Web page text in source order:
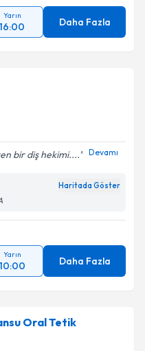
Yarın
16:00 Daha Fazla
bir diş hekimi.... Devamı
Haritada Göster
Yarın
10:00 Daha Fazla
Oral Tetik